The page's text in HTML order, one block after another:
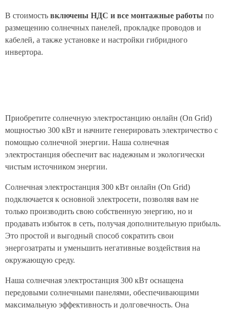
В стоимость включены НДС и все монтажные работы по
размещению солнечных панелей, прокладке проводов и
кабелей, а также установке и настройки гибридного
инвертора.
Приобретите солнечную электростанцию онлайн (On Grid)
мощностью 300 кВт и начните генерировать электричество с
помощью солнечной энергии. Наша солнечная
электростанция обеспечит вас надежным и экологически
чистым источником энергии.
Солнечная электростанция 300 кВт онлайн (On Grid)
подключается к основной электросети, позволяя вам не
только производить свою собственную энергию, но и
продавать избыток в сеть, получая дополнительную прибыль.
Это простой и выгодный способ сократить свои
энергозатраты и уменьшить негативные воздействия на
окружающую среду.
Наша солнечная электростанция 300 кВт оснащена
передовыми солнечными панелями, обеспечивающими
максимальную эффективность и долговечность. Она